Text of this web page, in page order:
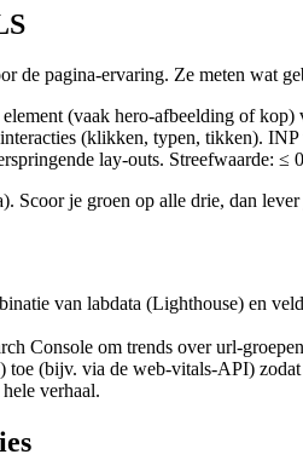
de pagina-ervaring. Ze meten wat
(vaak hero-afbeelding of kop)
(klikken, typen, tikken).
lay-outs. Streefwaarde: ≤
Scoor je groen op alle drie, dan
van labdata (Lighthouse) en
Console om trends over url-
(bijv. via de web-vitals-API)
verhaal.